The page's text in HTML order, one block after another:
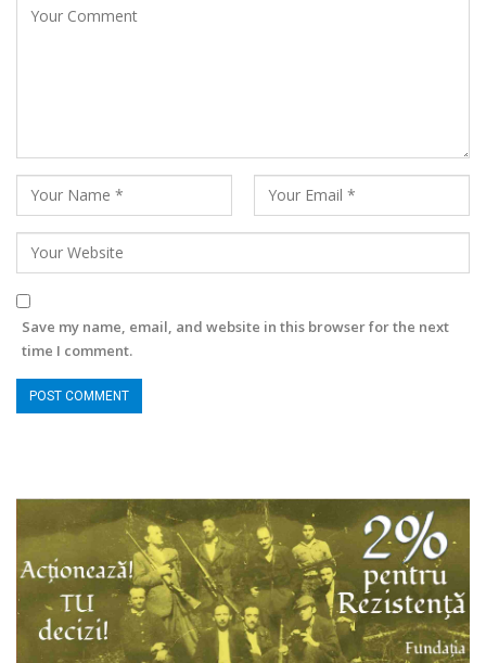
Save my name, email, and website in this browser for the next
time I comment.